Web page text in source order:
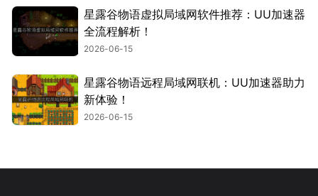
星露谷物语虚拟局域网软件推荐：UU加速器
全流程解析！
2026-06-15
星露谷物语远程局域网联机：UU加速器助力
新体验！
2026-06-15